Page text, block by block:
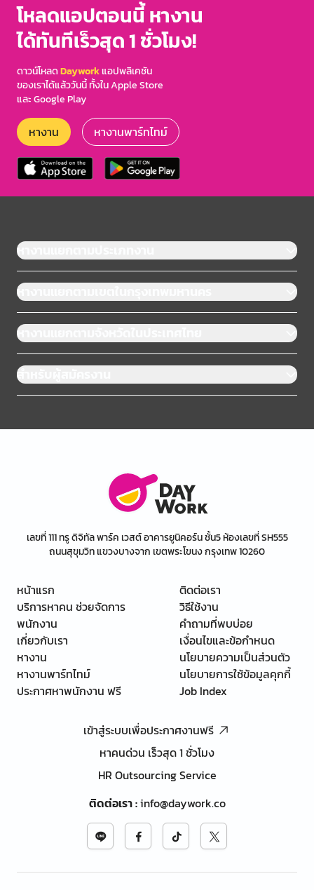
โหลดแอปตอนนี้ หางาน
ได้ทันทีเร็วสุด 1 ชั่วโมง!
ดาวน์โหลดDayworkแอปพลิเคชัน
ของเราได้แล้ววันนี้ ทั้งใน Apple Store
และ Google Play
หางาน หางานพาร์ทไทม์
หางานแยกตามประเภทงาน
หางานแยกตามเขตในกรุงเทพมหานคร
หางานแยกตามจังหวัดในประเทศไทย
สำหรับผู้สมัครงาน
เลขที่ 111 ทรู ดิจิทัล พาร์ค เวสต์ อาคารยูนิคอร์น ชั้น5 ห้องเลขที่ SH555
ถนนสุขุมวิท แขวงบางจาก เขตพระโขนง กรุงเทพ 10260
หน้าแรก
บริการหาคน ช่วยจัดการ
พนักงาน
เกี่ยวกับเรา
หางาน
หางานพาร์ทไทม์
ประกาศหาพนักงาน ฟรี
ติดต่อเรา
วิธีใช้งาน
คำถามที่พบบ่อย
เงื่อนไขและข้อกำหนด
นโยบายความเป็นส่วนตัว
นโยบายการใช้ข้อมูลคุกกี้
Job Index
เข้าสู่ระบบเพื่อประกาศงานฟรี
หาคนด่วน เร็วสุด 1 ชั่วโมง
HR Outsourcing Service
ติดต่อเรา:info@daywork.co